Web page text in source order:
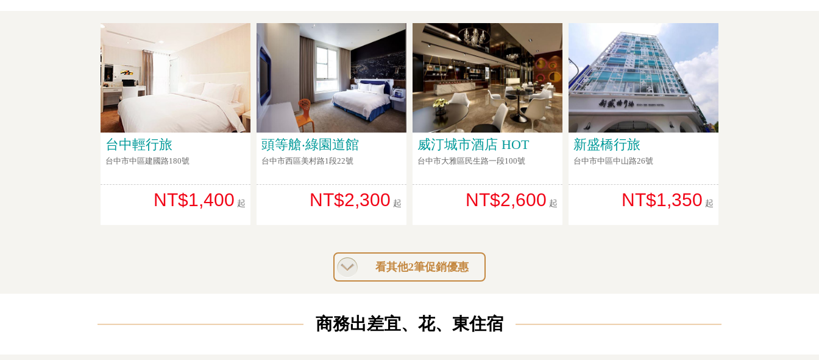
台中輕行旅
台中市中區建國路180號
NT$1,400 起
頭等艙‧綠園道館
台中市西區美村路1段22號
NT$2,300 起
威汀城市酒店 HOT
台中市大雅區民生路一段100號
NT$2,600 起
新盛橋行旅
台中市中區中山路26號
NT$1,350 起
看其他2筆促銷優惠
商務出差宜、花、東住宿